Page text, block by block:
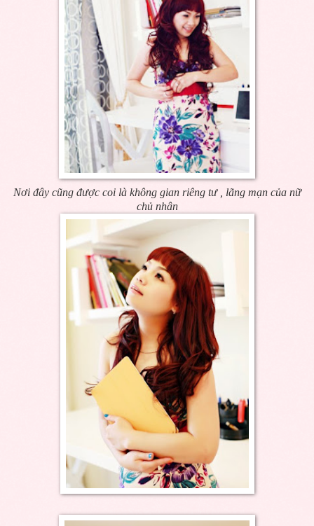
Nơi đây cũng được coi là không gian riêng tư , lãng mạn của nữ
chủ nhân